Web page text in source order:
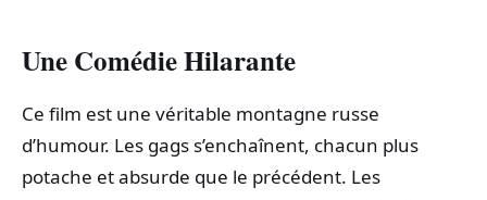
Une Comédie Hilarante
Ce film est une véritable montagne russe
d’humour. Les gags s’enchaînent, chacun plus
potache et absurde que le précédent. Les